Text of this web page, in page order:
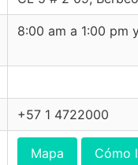
8:00 am a 1:00 pm
+57 1 4722000
Mapa Cómo